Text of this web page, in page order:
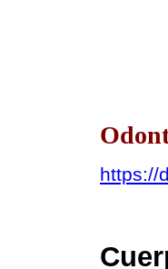
https://